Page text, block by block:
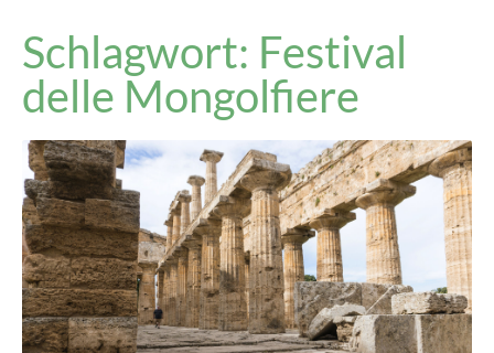
Schlagwort: Festival
delle Mongolfiere